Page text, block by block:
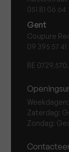
051 81 06 64
Gent
Coupure
09 395 57 41
BE
Zaterdag:
Zondag: